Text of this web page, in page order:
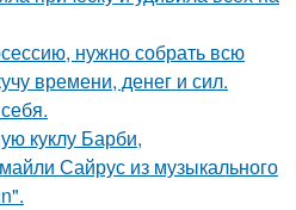
нужно собрать всю
времени, денег и сил.
куклу Барби,
Сайрус из музыкального